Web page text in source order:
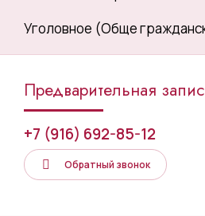
Уголовное (Обще
Предварительная
+7 (916) 692-85-12
Обратный звонок